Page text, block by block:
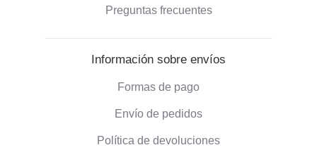
Preguntas frecuentes
Información sobre envíos
Formas de pago
Envío de pedidos
Política de devoluciones